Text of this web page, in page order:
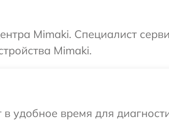
Mimaki. Специалист
Mimaki.
время для